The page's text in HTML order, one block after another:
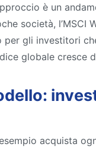
è un
società,
gli investitori
globale cresce
acquista